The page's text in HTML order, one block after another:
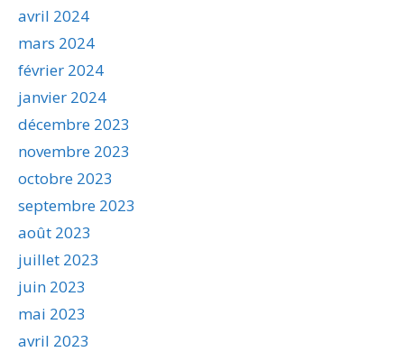
avril 2024
mars 2024
février 2024
janvier 2024
décembre 2023
novembre 2023
octobre 2023
septembre 2023
août 2023
juillet 2023
juin 2023
mai 2023
avril 2023